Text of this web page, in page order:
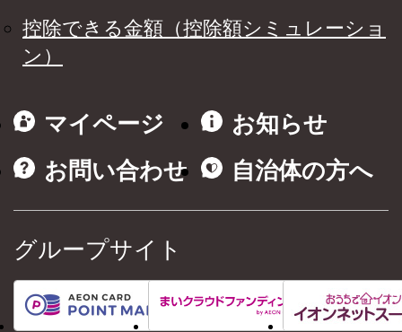
控除できる金額（控除額シミュレーショ
ン）
マイページ
お知らせ
お問い合わせ
自治体の方へ
グループサイト